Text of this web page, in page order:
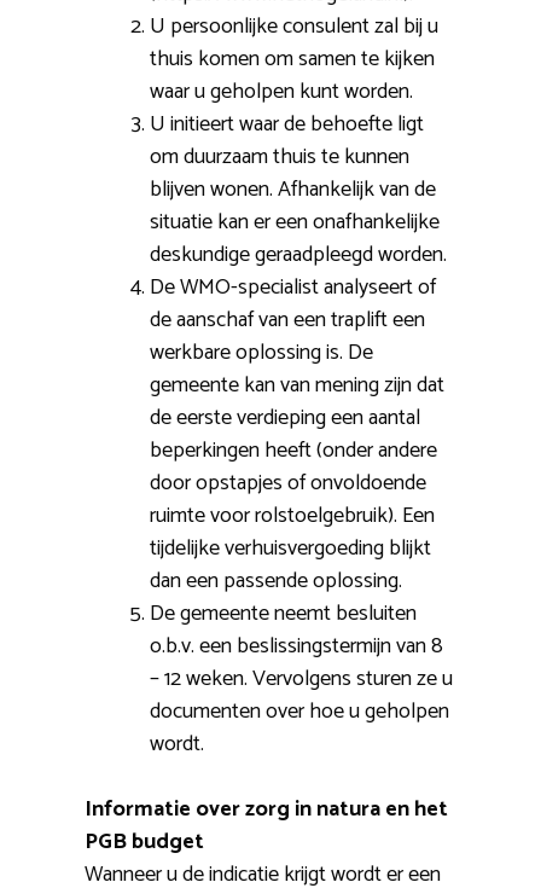
U persoonlijke consulent zal bij u
thuis komen om samen te kijken
waar u geholpen kunt worden.
U initieert waar de behoefte ligt
om duurzaam thuis te kunnen
blijven wonen. Afhankelijk van de
situatie kan er een onafhankelijke
deskundige geraadpleegd worden.
De WMO-specialist analyseert of
de aanschaf van een traplift een
werkbare oplossing is. De
gemeente kan van mening zijn dat
de eerste verdieping een aantal
beperkingen heeft (onder andere
door opstapjes of onvoldoende
ruimte voor rolstoelgebruik). Een
tijdelijke verhuisvergoeding blijkt
dan een passende oplossing.
De gemeente neemt besluiten
o.b.v. een beslissingstermijn van 8
– 12 weken. Vervolgens sturen ze u
documenten over hoe u geholpen
wordt.
Informatie over zorg in natura en het
PGB budget
Wanneer u de indicatie krijgt wordt er een